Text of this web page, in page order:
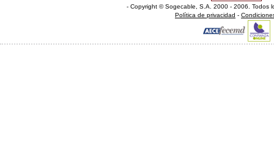
- Copyright © Sogecable, S.A
2000 - 2006. Todos
Política de privacidad -